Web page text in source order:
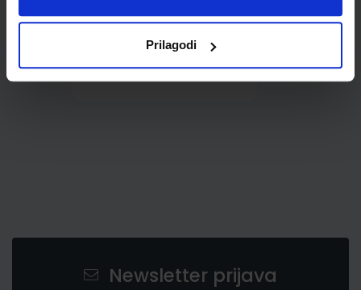
Prilagodi
Newsletter prijava